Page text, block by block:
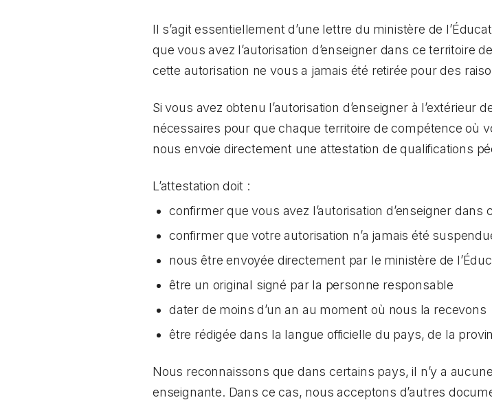
Il s’agit essentiellement d’une lettre du ministère de
que vous avez l’autorisation d’enseigner dans ce territoire
cette autorisation ne vous a jamais été retirée pour des
Si vous avez obtenu l’autorisation d’enseigner à l’extérieur
nécessaires pour que chaque territoire de compétence où
nous envoie directement une attestation de qualifications
L’attestation doit :
confirmer que vous avez l’autorisation d’enseigner dans
confirmer que votre autorisation n’a jamais été
nous être envoyée directement par le ministère de
être un original signé par la personne responsable
dater de moins d’un an au moment où nous la recevons
être rédigée dans la langue officielle du pays, de la
Nous reconnaissons que dans certains pays, il n’y a
enseignante. Dans ce cas, nous acceptons d’autres